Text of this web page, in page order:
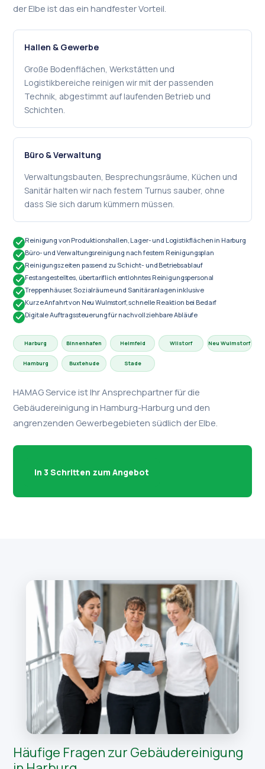
der Elbe ist das ein handfester Vorteil.
Hallen & Gewerbe
Große Bodenflächen, Werkstätten und
Logistikbereiche reinigen wir mit der passenden
Technik, abgestimmt auf laufenden Betrieb und
Schichten.
Büro & Verwaltung
Verwaltungsbauten, Besprechungsräume, Küchen und
Sanitär halten wir nach festem Turnus sauber, ohne
dass Sie sich darum kümmern müssen.
Reinigung von Produktionshallen, Lager- und Logistikflächen in Harburg
Büro- und Verwaltungsreinigung nach festem Reinigungsplan
Reinigungszeiten passend zu Schicht- und Betriebsablauf
Festangestelltes, übertariflich entlohntes Reinigungspersonal
Treppenhäuser, Sozialräume und Sanitäranlagen inklusive
Kurze Anfahrt von Neu Wulmstorf, schnelle Reaktion bei Bedarf
Digitale Auftragssteuerung für nachvollziehbare Abläufe
Harburg Binnenhafen Heimfeld Wilstorf Neu Wulmstorf
Hamburg Buxtehude Stade
HAMAG Service ist Ihr Ansprechpartner für die
Gebäudereinigung in Hamburg-Harburg und den
angrenzenden Gewerbegebieten südlich der Elbe.
In 3 Schritten zum Angebot
Häufige Fragen zur Gebäudereinigung